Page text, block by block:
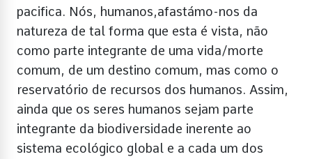
pacifica. Nós, humanos,afastámo-nos da
natureza de tal forma que esta é vista, não
como parte integrante de uma vida/morte
comum, de um destino comum, mas como o
reservatório de recursos dos humanos. Assim,
ainda que os seres humanos sejam parte
integrante da biodiversidade inerente ao
sistema ecológico global e a cada um dos